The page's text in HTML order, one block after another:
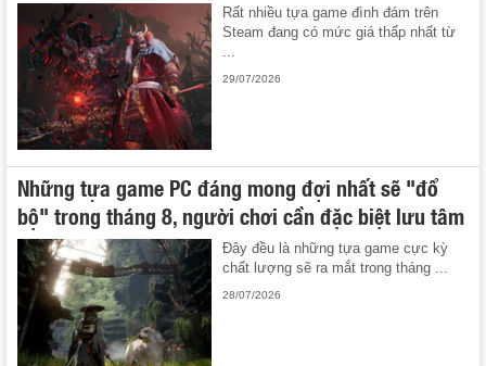
Rất nhiều tựa game đình đám trên
Steam đang có mức giá thấp nhất từ
...
29/07/2026
Những tựa game PC đáng mong đợi nhất sẽ "đổ
bộ" trong tháng 8, người chơi cần đặc biệt lưu tâm
Đây đều là những tựa game cực kỳ
chất lượng sẽ ra mắt trong tháng ...
28/07/2026